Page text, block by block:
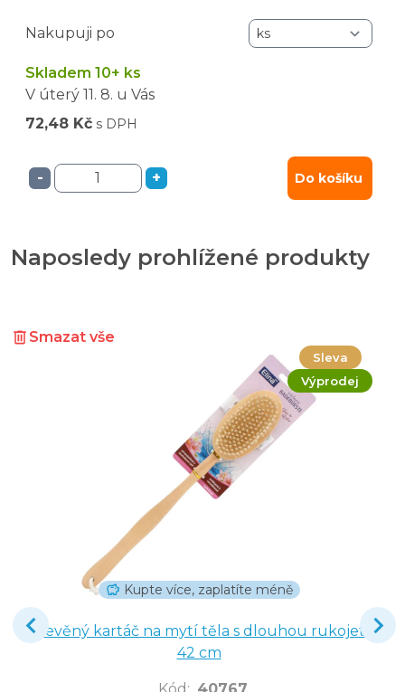
Nakupuji po
Skladem 10+ ks
V úterý 11. 8. u Vás
72,48 Kč s DPH
- + Do košíku
Naposledy prohlížené produkty
Smazat vše
Sleva
Výprodej
Kupte více, zaplatíte méně
Dřevěný kartáč na mytí těla s dlouhou rukojetí
42 cm